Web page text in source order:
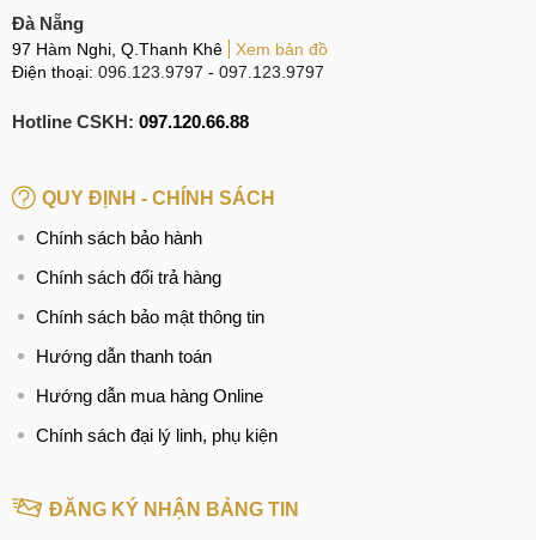
Đà Nẵng
97 Hàm Nghi, Q.Thanh Khê
Xem bản đồ
Điện thoại: 096.123.9797 - 097.123.9797
Hotline CSKH: 097.120.66.88
QUY ĐỊNH - CHÍNH SÁCH
Chính sách bảo hành
Chính sách đổi trả hàng
Chính sách bảo mật thông tin
Hướng dẫn thanh toán
Hướng dẫn mua hàng Online
Chính sách đại lý linh, phụ kiện
ĐĂNG KÝ NHẬN BẢNG TIN